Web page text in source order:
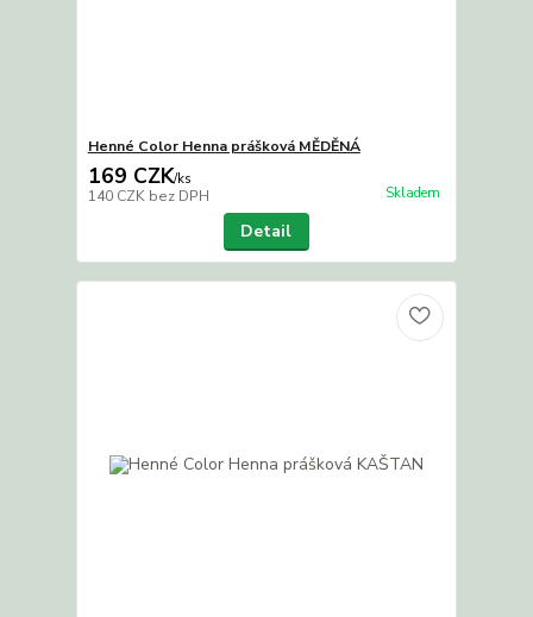
Henné Color Henna prášková MĚDĚNÁ
169 CZK/ks
140 CZK bez DPH Skladem
Detail